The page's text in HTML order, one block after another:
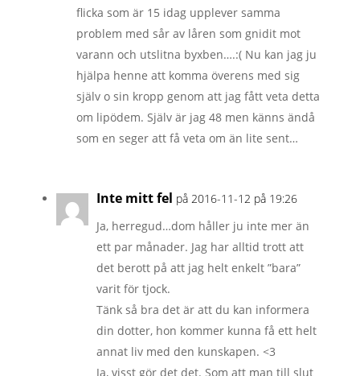
flicka som är 15 idag upplever samma
problem med sår av låren som gnidit mot
varann och utslitna byxben….:( Nu kan jag ju
hjälpa henne att komma överens med sig
själv o sin kropp genom att jag fått veta detta
om lipödem. Själv är jag 48 men känns ändå
som en seger att få veta om än lite sent…
Inte mitt fel på 2016-11-12 på 19:26
Ja, herregud…dom håller ju inte mer än
ett par månader. Jag har alltid trott att
det berott på att jag helt enkelt ”bara”
varit för tjock.
Tänk så bra det är att du kan informera
din dotter, hon kommer kunna få ett helt
annat liv med den kunskapen. <3
Ja, visst gör det det. Som att man till slut